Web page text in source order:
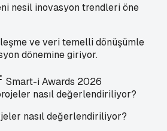
nesil inovasyon trendleri öne
ve veri temelli dönüşümle
dönemine giriyor.
Smart-i Awards 2026
nasıl değerlendiriliyor?